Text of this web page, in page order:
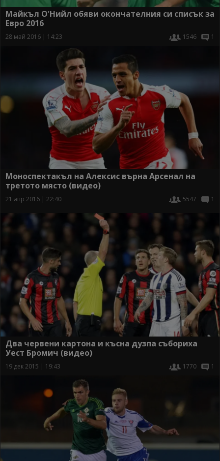
Майкъл О'Нийл обяви окончателния си списък за
Евро 2016
28 май 2016 | 14:23 1546 1
Моноспектакъл на Алексис върна Арсенал на
третото място (видео)
21 апр 2016 | 22:40 5547 1
Два червени картона и късна дузпа събориха
Уест Бромич (видео)
19 дек 2015 | 19:43 1770 1